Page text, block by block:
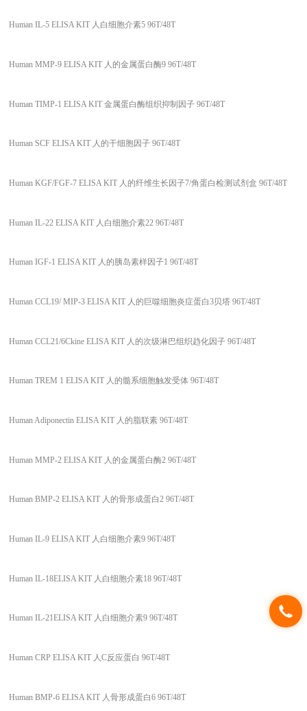
Human IL-5 ELISA KIT 人白细胞介素5 96T/48T
Human MMP-9 ELISA KIT 人的金属蛋白酶9 96T/48T
Human TIMP-1 ELISA KIT 金属蛋白酶组织抑制因子 96T/48T
Human SCF ELISA KIT 人的干细胞因子 96T/48T
Human KGF/FGF-7 ELISA KIT 人的纤维生长因子7/角蛋白检测试剂盒 96T/48T
Human IL-22 ELISA KIT 人白细胞介素22 96T/48T
Human IGF-1 ELISA KIT 人的胰岛素样因子1 96T/48T
Human CCL19/ MIP-3 ELISA KIT 人的巨噬细胞炎症蛋白3贝塔 96T/48T
Human CCL21/6Ckine ELISA KIT 人的次级淋巴组织趋化因子 96T/48T
Human TREM 1 ELISA KIT 人的髓系细胞触发受体 96T/48T
Human Adiponectin ELISA KIT 人的脂联素 96T/48T
Human MMP-2 ELISA KIT 人的金属蛋白酶2 96T/48T
Human BMP-2 ELISA KIT 人的骨形成蛋白2 96T/48T
Human IL-9 ELISA KIT 人白细胞介素9 96T/48T
Human IL-18ELISA KIT 人白细胞介素18 96T/48T
Human IL-21ELISA KIT 人白细胞介素9 96T/48T
Human CRP ELISA KIT 人C反应蛋白 96T/48T
Human BMP-6 ELISA KIT 人骨形成蛋白6 96T/48T